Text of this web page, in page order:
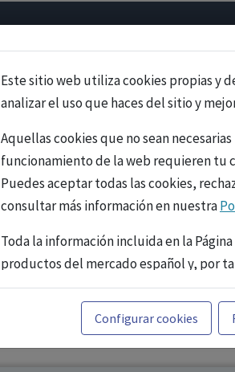
Este sitio web utiliza cookies propias y
analizar el uso que haces del sitio y
Aquellas cookies que no sean necesarias
funcionamiento de la web requieren tu
Puedes aceptar todas las cookies,
consultar más información en nuestra
Toda la información incluida en la
productos del mercado español y, por
profesionales sanitarios legalmente
prescribir o dispensar medicamentos
profesional. La información técnica de
a título meramente informativo, siendo
Configurar cookies